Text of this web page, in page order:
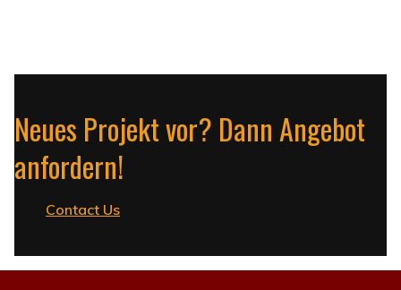
Neues Projekt vor? Dann Angebot
anfordern!
Contact Us